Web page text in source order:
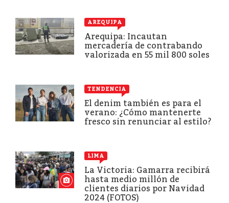
AREQUIPA
Arequipa: Incautan
mercadería de contrabando
valorizada en 55 mil 800 soles
TENDENCIA
El denim también es para el
verano: ¿Cómo mantenerte
fresco sin renunciar al estilo?
LIMA
La Victoria: Gamarra recibirá
hasta medio millón de
clientes diarios por Navidad
2024 (FOTOS)